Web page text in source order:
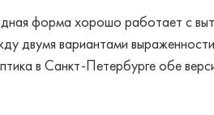
форма хорошо работает с
двумя вариантами
в Санкт-Петербурге обе